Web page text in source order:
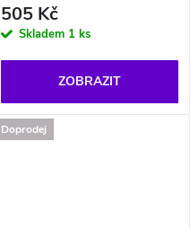
505 Kč
Skladem 1 ks
ZOBRAZIT
Doprodej